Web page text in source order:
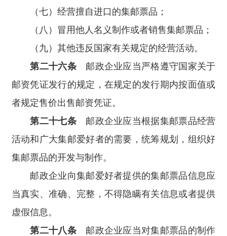
（七）经营擅自进口的集邮票品；
（八）冒用他人名义制作或者销售集邮票品；
（九）其他违反国家有关规定的经营活动。
第二十六条邮政企业应当严格遵守国家关于
邮资凭证发行的规定，在规定的发行期内按面值或
者规定售价出售邮资凭证。
第二十七条邮政企业应当根据集邮票品经营
活动和广大集邮爱好者的需要，统筹规划，组织好
集邮票品的开发与制作。
邮政企业向集邮爱好者提供的集邮票品信息应
当真实、准确、完整，不得隐瞒有关信息或者提供
虚假信息。
第二十八条邮政企业应当对集邮票品的制作